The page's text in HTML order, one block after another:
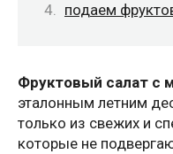
подаем
Фруктовый салат с
эталонным летним
только из свежих и
которые не